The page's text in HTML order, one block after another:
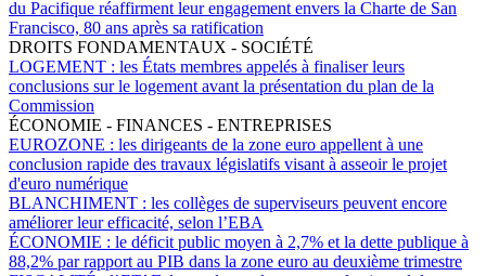
du Pacifique réaffirment leur engagement envers la Charte de San
Francisco, 80 ans après sa ratification
DROITS FONDAMENTAUX - SOCIÉTÉ
LOGEMENT : les États membres appelés à finaliser leurs
conclusions sur le logement avant la présentation du plan de la
Commission
ÉCONOMIE - FINANCES - ENTREPRISES
EUROZONE : les dirigeants de la zone euro appellent à une
conclusion rapide des travaux législatifs visant à asseoir le projet
d'euro numérique
BLANCHIMENT : les collèges de superviseurs peuvent encore
améliorer leur efficacité, selon l’EBA
ÉCONOMIE : le déficit public moyen à 2,7% et la dette publique à
88,2% par rapport au PIB dans la zone euro au deuxième trimestre